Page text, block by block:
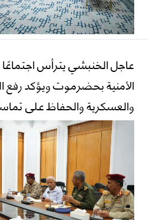
عاجل الخنبشي يترأس اجتماعًا
الأمنية بحضرموت ويؤكد رفع
والعسكرية والحفاظ على